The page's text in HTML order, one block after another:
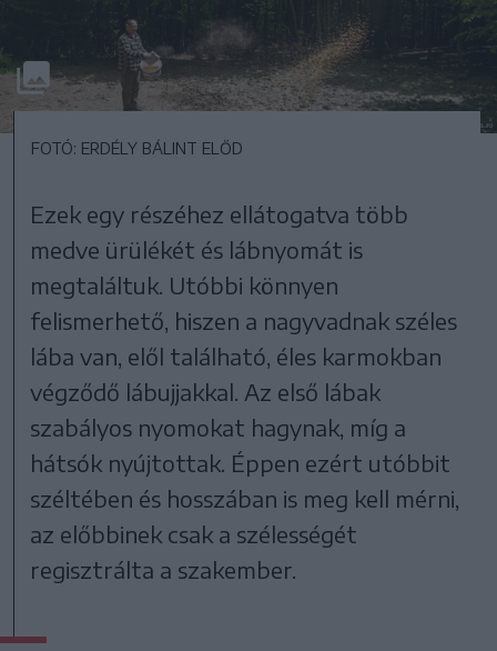
FOTÓ: ERDÉLY BÁLINT ELŐD
Ezek egy részéhez ellátogatva több
medve ürülékét és lábnyomát is
megtaláltuk. Utóbbi könnyen
felismerhető, hiszen a nagyvadnak széles
lába van, elől található, éles karmokban
végződő lábujjakkal. Az első lábak
szabályos nyomokat hagynak, míg a
hátsók nyújtottak. Éppen ezért utóbbit
széltében és hosszában is meg kell mérni,
az előbbinek csak a szélességét
regisztrálta a szakember.